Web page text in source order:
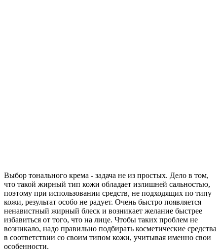
Выбор тонального крема - задача не из простых. Дело в том,
что такой жирный тип кожи обладает излишней сальностью,
поэтому при использовании средств, не подходящих по типу
кожи, результат особо не радует. Очень быстро появляется
ненавистный жирный блеск и возникает желание быстрее
избавиться от того, что на лице. Чтобы таких проблем не
возникало, надо правильно подбирать косметические средства
в соответствии со своим типом кожи, учитывая именно свои
особенности.